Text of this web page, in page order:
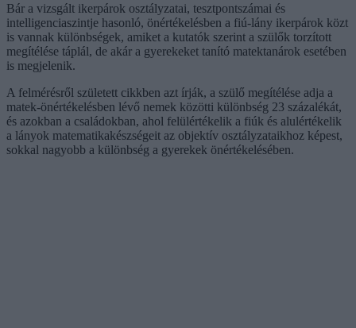
Bár a vizsgált ikerpárok osztályzatai, tesztpontszámai és
intelligenciaszintje hasonló, önértékelésben a fiú-lány ikerpárok közt
is vannak különbségek, amiket a kutatók szerint a szülők torzított
megítélése táplál, de akár a gyerekeket tanító matektanárok esetében
is megjelenik.
A felmérésről született cikkben azt írják, a szülő megítélése adja a
matek-önértékelésben lévő nemek közötti különbség 23 százalékát,
és azokban a családokban, ahol felülértékelik a fiúk és alulértékelik
a lányok matematikakészségeit az objektív osztályzataikhoz képest,
sokkal nagyobb a különbség a gyerekek önértékelésében.